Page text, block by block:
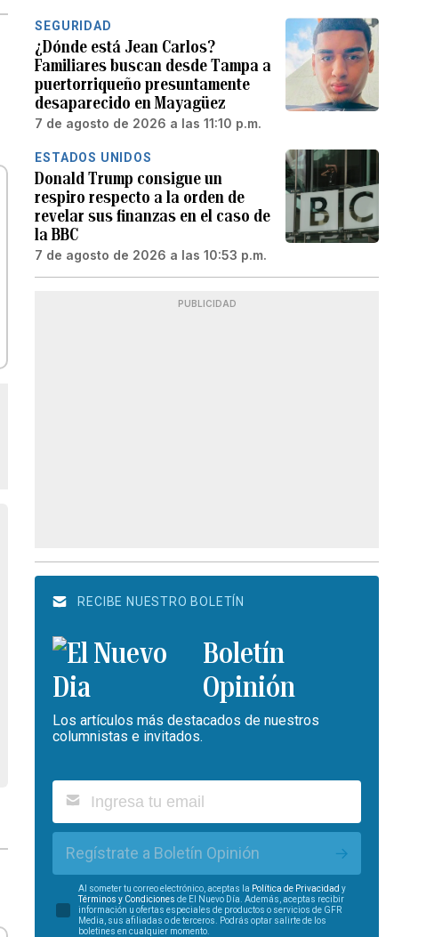
SEGURIDAD
¿Dónde está Jean Carlos?
Familiares buscan desde Tampa a
puertorriqueño presuntamente
desaparecido en Mayagüez
7 de agosto de 2026 a las 11:10 p.m.
ESTADOS UNIDOS
Donald Trump consigue un
respiro respecto a la orden de
revelar sus finanzas en el caso de
la BBC
7 de agosto de 2026 a las 10:53 p.m.
PUBLICIDAD
RECIBE NUESTRO BOLETÍN
Boletín
Opinión
Los artículos más destacados de nuestros
columnistas e invitados.
Regístrate a Boletín Opinión
Al someter tu correo electrónico, aceptas la Política de Privacidad y
Términos y Condiciones de El Nuevo Día. Además, aceptas recibir
información u ofertas especiales de productos o servicios de GFR
Media, sus afiliadas o de terceros. Podrás optar salirte de los
boletines en cualquier momento.